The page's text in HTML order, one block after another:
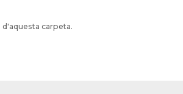
carpeta.